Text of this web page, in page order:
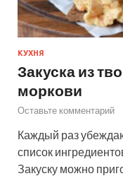
КУХНЯ
Закуска из
моркови
Оставьте комментарий
Каждый раз
список
Закуску можно